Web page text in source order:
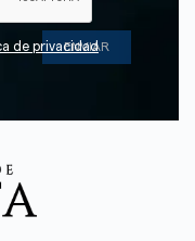
de privacidad